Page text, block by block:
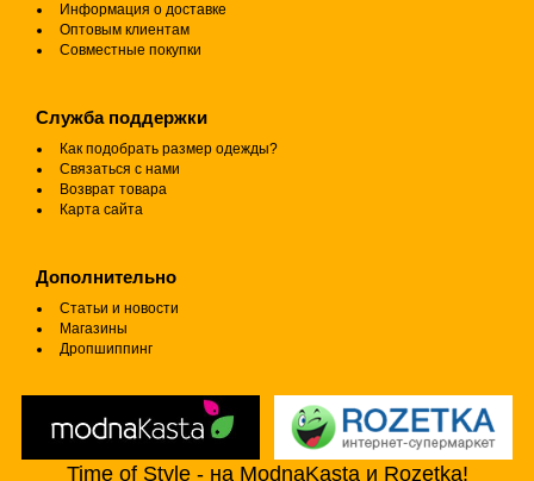
Информация о доставке
Оптовым клиентам
Совместные покупки
Служба поддержки
Как подобрать размер одежды?
Связаться с нами
Возврат товара
Карта сайта
Дополнительно
Статьи и новости
Магазины
Дропшиппинг
Time of Style - на ModnaKasta и Rozetka!